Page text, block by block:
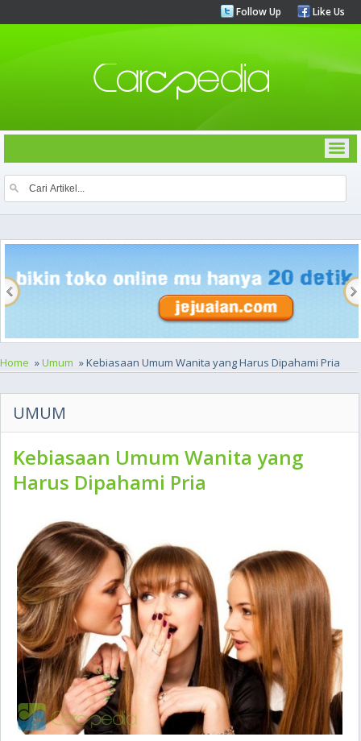
Follow Up Like Us
Home »Umum » Kebiasaan Umum Wanita yang Harus Dipahami Pria
UMUM
Kebiasaan Umum Wanita yang
Harus Dipahami Pria